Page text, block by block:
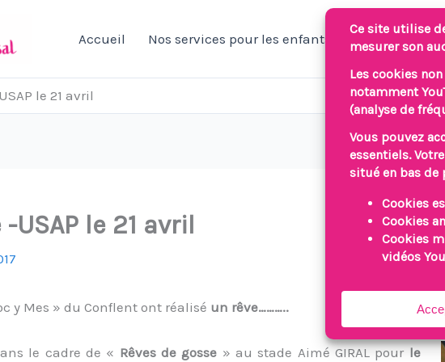
Accueil Nos services pour les enfants/jeunes
le 21 avril
USAP le 21 avril
y Mes » du Conflent ont réalisé un rêve………..
le cadre de « Rêves de gosse » au stade Aimé GIRAL pourle